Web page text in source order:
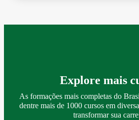
Explore mais
As formações mais completas do
dentre mais de 1000 cursos em
transformar sua